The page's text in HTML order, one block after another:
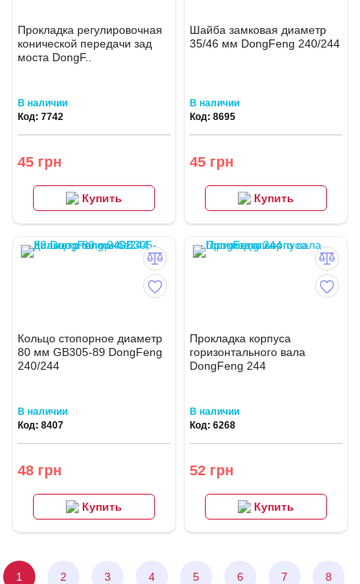
Прокладка регулировочная
конической передачи зад
моста DongF..
В наличии
Код: 7742
45 грн
Купить
Шайба замковая диаметр
35/46 мм DongFeng 240/244
В наличии
Код: 8695
45 грн
Купить
Кольцо стопорное диаметр
80 мм GB305-89 DongFeng
240/244
В наличии
Код: 8407
48 грн
Купить
Прокладка корпуса
горизонтального вала
DongFeng 244
В наличии
Код: 6268
52 грн
Купить
1 2 3 4 5 6 7 8